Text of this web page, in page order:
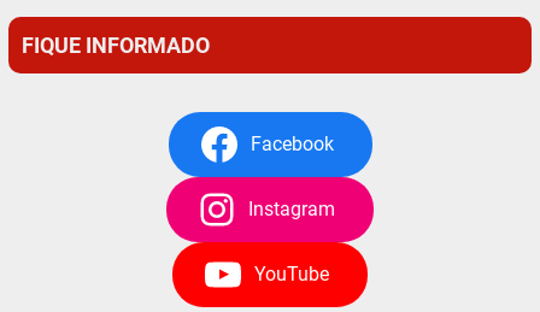
FIQUE INFORMADO
Facebook
Instagram
YouTube